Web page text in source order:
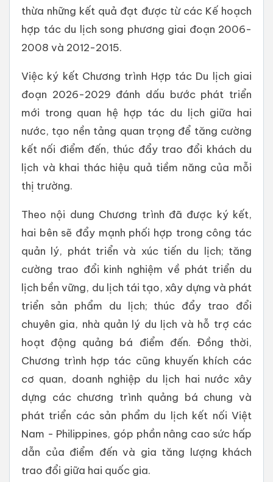
thừa những kết quả đạt được từ các Kế hoạch
hợp tác du lịch song phương giai đoạn 2006-
2008 và 2012-2015.
Việc ký kết Chương trình Hợp tác Du lịch giai
đoạn 2026-2029 đánh dấu bước phát triển
mới trong quan hệ hợp tác du lịch giữa hai
nước, tạo nền tảng quan trọng để tăng cường
kết nối điểm đến, thúc đẩy trao đổi khách du
lịch và khai thác hiệu quả tiềm năng của mỗi
thị trường.
Theo nội dung Chương trình đã được ký kết,
hai bên sẽ đẩy mạnh phối hợp trong công tác
quản lý, phát triển và xúc tiến du lịch; tăng
cường trao đổi kinh nghiệm về phát triển du
lịch bền vững, du lịch tái tạo, xây dựng và phát
triển sản phẩm du lịch; thúc đẩy trao đổi
chuyên gia, nhà quản lý du lịch và hỗ trợ các
hoạt động quảng bá điểm đến. Đồng thời,
Chương trình hợp tác cũng khuyến khích các
cơ quan, doanh nghiệp du lịch hai nước xây
dựng các chương trình quảng bá chung và
phát triển các sản phẩm du lịch kết nối Việt
Nam - Philippines, góp phần nâng cao sức hấp
dẫn của điểm đến và gia tăng lượng khách
trao đổi giữa hai quốc gia.